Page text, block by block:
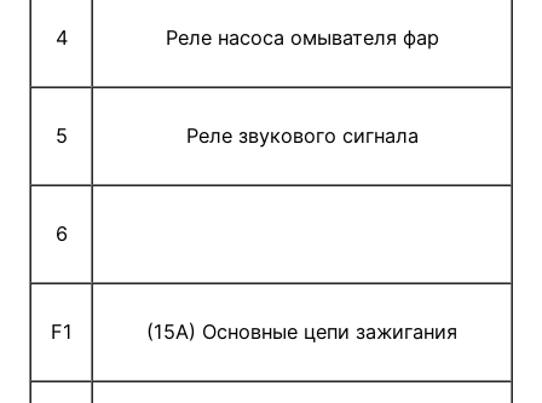
4 Реле насоса омывателя фар
5 Реле звукового сигнала
6
F1 (15A) Основные цепи зажигания